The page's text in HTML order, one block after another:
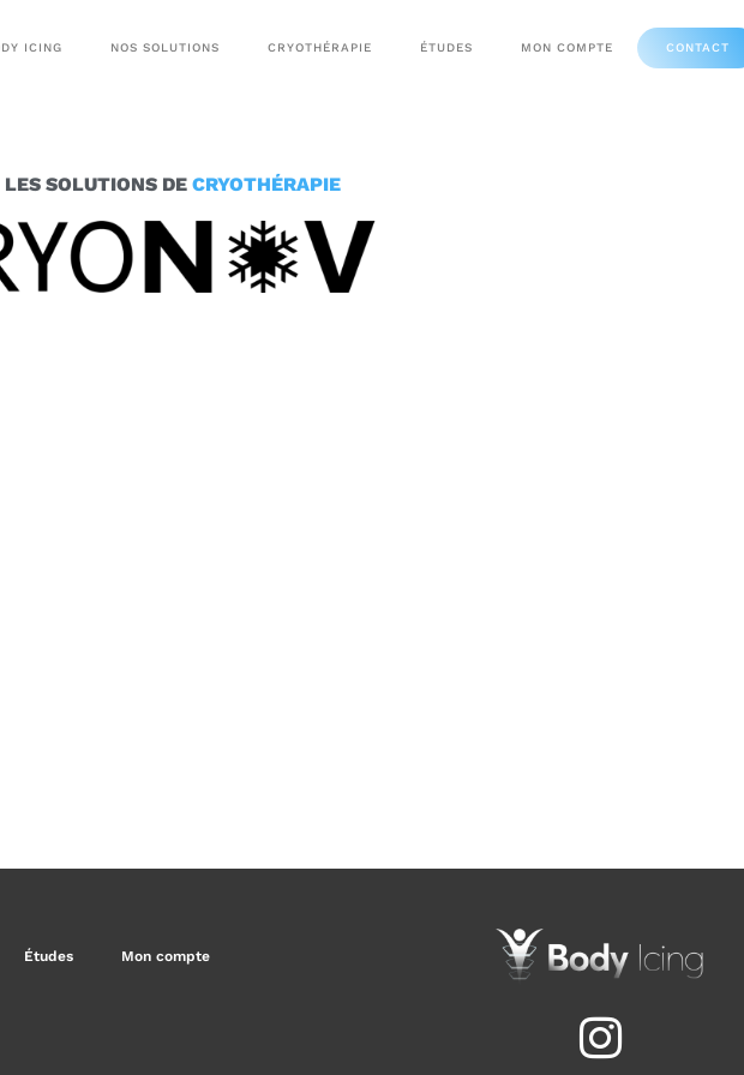
ICING NOS SOLUTIONS CRYOTHÉRAPIE ÉTUDES MON COMPTE CONTACT
LES SOLUTIONS DECRYOTHÉRAPIE
Études Mon compte